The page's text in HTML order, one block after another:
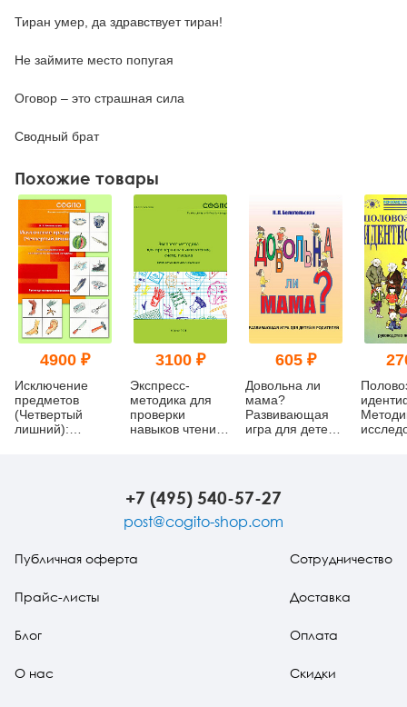
Тиран умер, да здравствует тиран!
Не займите место попугая
Оговор – это страшная сила
Сводный брат
Похожие товары
4900 ₽
Исключение
предметов
(Четвертый
лишний):
3100 ₽
Экспресс-
методика для
проверки
навыков чтения,
605 ₽
Довольна ли
мама?
Развивающая
игра для детей и
+7 (495) 540-57-27
post@cogito-shop.com
Публичная оферта
Прайс-листы
Блог
О нас
Сотрудничество
Доставка
Оплата
Скидки